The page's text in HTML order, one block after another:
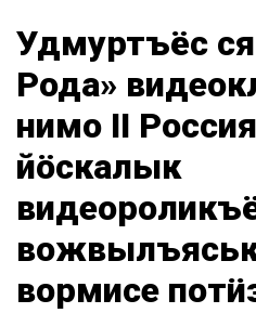
Удмуртъёс
Рода»
нимо II
йӧскалык
вормисе